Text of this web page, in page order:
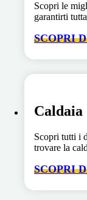
Scopri le
garantirti
SCOPRI
Caldaia
Scopri tutti i
trovare la
SCOPRI